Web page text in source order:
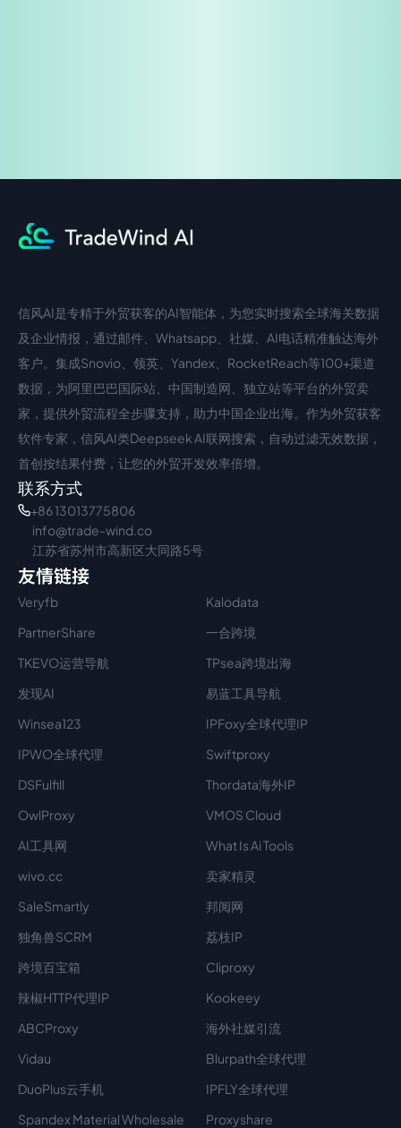
中文入口
信风AI是专精于外贸获客的AI智能体，为您实时搜索全球海关数据
及企业情报，通过邮件、Whatsapp、社媒、AI电话精准触达海外
客户。集成Snovio、领英、Yandex、RocketReach等100+渠道
数据，为阿里巴巴国际站、中国制造网、独立站等平台的外贸卖
家，提供外贸流程全步骤支持，助力中国企业出海。作为外贸获客
软件专家，信风AI类Deepseek AI联网搜索，自动过滤无效数据，
首创按结果付费，让您的外贸开发效率倍增。
联系方式
+86 13013775806
info@trade-wind.co
江苏省苏州市高新区大同路5号
友情链接
Veryfb
Kalodata
PartnerShare
一合跨境
TKEVO运营导航
TPsea跨境出海
发现AI
易蓝工具导航
Winsea123
IPFoxy全球代理IP
IPWO全球代理
Swiftproxy
DSFulfill
Thordata海外IP
OwlProxy
VMOS Cloud
AI工具网
What Is Ai Tools
wivo.cc
卖家精灵
SaleSmartly
邦阅网
独角兽SCRM
荔枝IP
跨境百宝箱
Cliproxy
辣椒HTTP代理IP
Kookeey
ABCProxy
海外社媒引流
Vidau
Blurpath全球代理
DuoPlus云手机
IPFLY全球代理
Spandex Material Wholesale​
Proxyshare